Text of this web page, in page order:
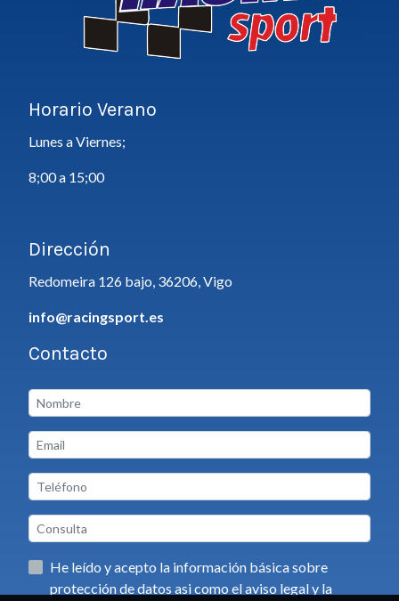
Horario Verano
Lunes a Viernes;
8;00 a 15;00
Dirección
Redomeira 126 bajo, 36206, Vigo
info@racingsport.es
Contacto
He leído y acepto la información básica sobre
protección de datos asi como el aviso legal y la